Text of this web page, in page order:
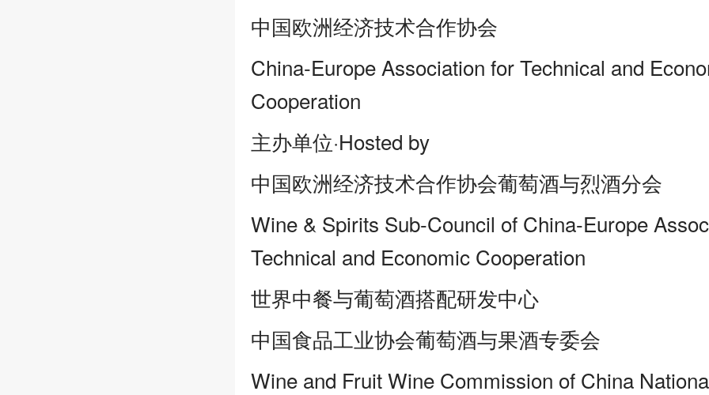
中国欧洲经济技术合作协会
China-Europe Association for Technical and
Cooperation
主办单位·Hosted by
中国欧洲经济技术合作协会葡萄酒与烈酒分会
Wine & Spirits Sub-Council of China-Europe
Technical and Economic Cooperation
世界中餐与葡萄酒搭配研发中心
中国食品工业协会葡萄酒与果酒专委会
Wine and Fruit Wine Commission of China